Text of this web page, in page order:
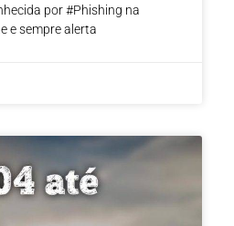
por #Phishing na
e sempre alerta